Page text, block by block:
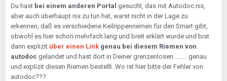
habenihren Fehler eingesehen
und mir eine kostenloses
Rücksendeetikett geschickt.
Du hast bei einem anderen Portal gesucht, das mit Autodoc nix,
aber auch überhaupt nix zu tun hat, warst nicht in der Lage zu
erkennen, daß es verschiedene Keilrippenriemen für den Smart gibt,
obwohl es hier schon mehrfach lang und breit erklärt wurde und bist
dann explizit über einen Link genau bei diesem Riemen von
autodoc gelandet und hast dort in Deiner grenzenlosen ........ genau
und explizit diesen Riemen bestellt. Wo ist hier bitte der Fehler von
autodoc???